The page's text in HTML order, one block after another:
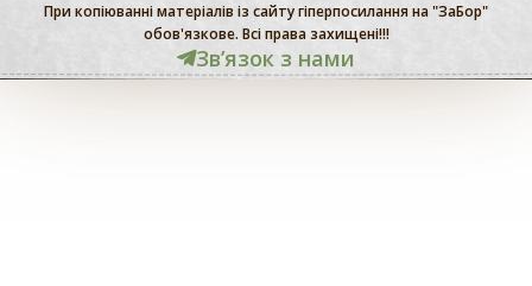
При копіюванні матеріалів із сайту гіперпосилання на "ЗаБор"
обов'язкове. Всі права захищені!!!
Звʼязок з нами